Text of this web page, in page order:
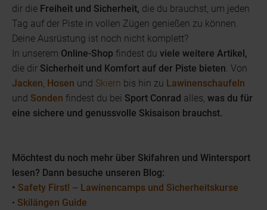
dir die Freiheit und Sicherheit, die du brauchst, um jeden
Tag auf der Piste in vollen Zügen genießen zu können.
Deine Ausrüstung ist noch nicht komplett?
In unserem Online-Shop findest du viele weitere Artikel,
die dir Sicherheit und Komfort auf der Piste bieten. Von
Jacken, Hosen und Skiern bis hin zu Lawinenschaufeln
und Sonden findest du bei Sport Conrad alles, was du für
eine sichere und genussvolle Skisaison brauchst.
Möchtest du noch mehr über Skifahren und Wintersport
lesen? Dann besuche unseren Blog:
• Safety First! – Lawinencamps und Sicherheitskurse
• Skilängen Guide